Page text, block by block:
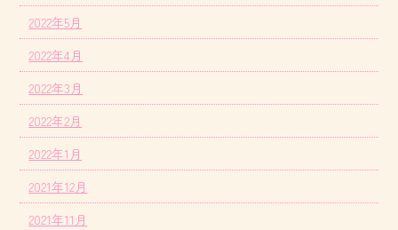
2022年5月
2022年4月
2022年3月
2022年2月
2022年1月
2021年12月
2021年11月